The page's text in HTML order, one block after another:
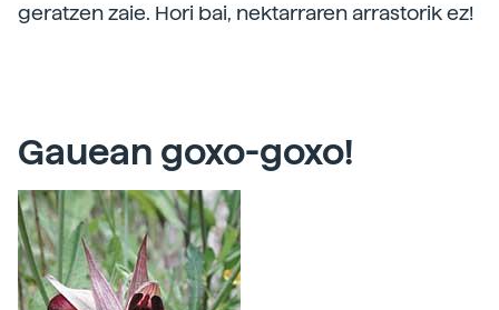
geratzen zaie. Hori bai, nektarraren arrastorik ez!
Gauean goxo-goxo!